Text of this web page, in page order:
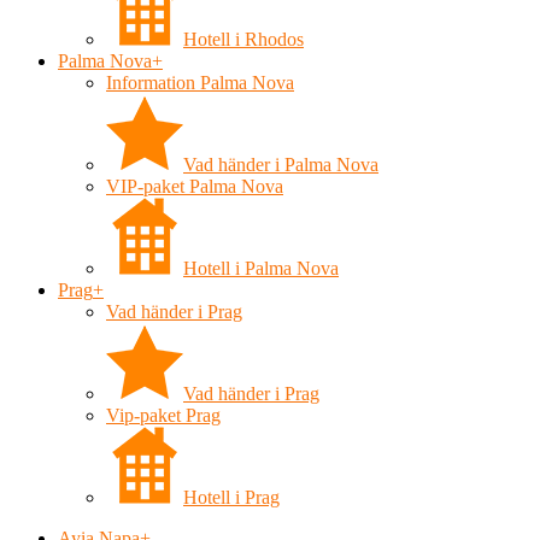
Hotell i Rhodos
Palma Nova+
Information Palma Nova
Vad händer i Palma Nova
VIP-paket Palma Nova
Hotell i Palma Nova
Prag+
Vad händer i Prag
Vad händer i Prag
Vip-paket Prag
Hotell i Prag